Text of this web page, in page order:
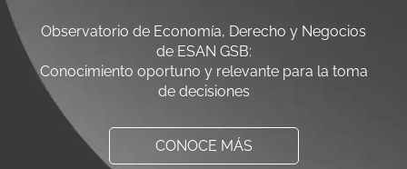
Observatorio de Economía, Derecho y Negocios
de ESAN GSB:
Conocimiento oportuno y relevante para la toma
de decisiones
CONOCE MÁS